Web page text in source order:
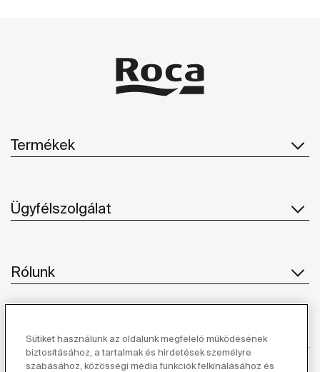
Termékek
Ügyfélszolgálat
Rólunk
Ihlet
Sütiket használunk az oldalunk megfelelő működésének
biztosításához, a tartalmak és hirdetések személyre
szabásához, közösségi média funkciók felkínálásához és